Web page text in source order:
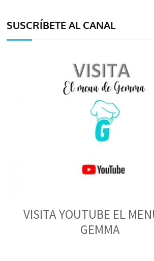
SUSCRÍBETE AL CANAL
VISITA YOUTUBE EL
GEMMA